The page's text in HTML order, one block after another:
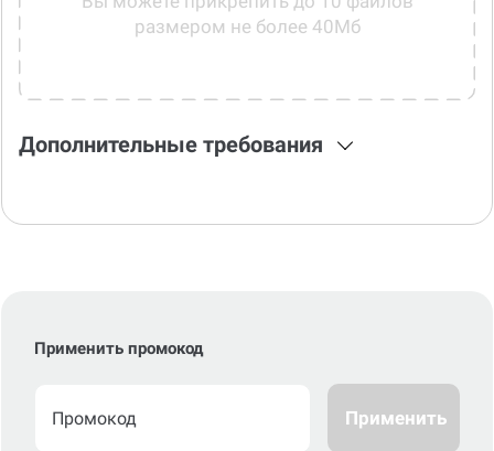
размером не более 40Мб
Дополнительные требования
Применить промокод
Применить